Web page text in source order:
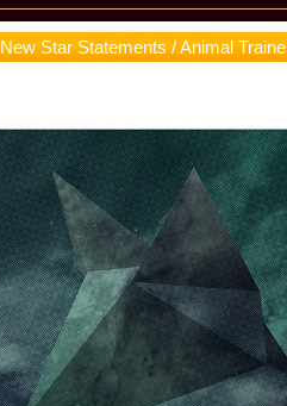
New Star Statements / Animal